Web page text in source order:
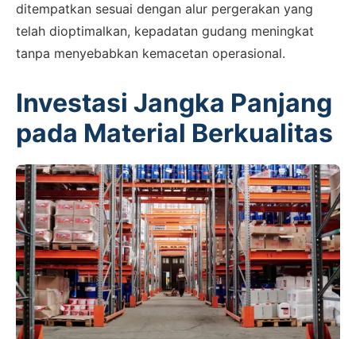
ditempatkan sesuai dengan alur pergerakan yang
telah dioptimalkan, kepadatan gudang meningkat
tanpa menyebabkan kemacetan operasional.
Investasi Jangka Panjang
pada Material Berkualitas